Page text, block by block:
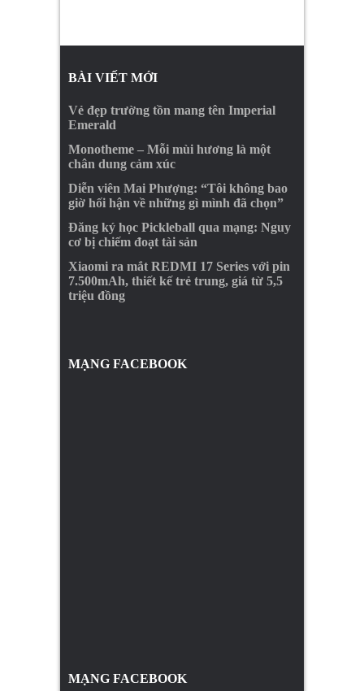
BÀI VIẾT MỚI
Vẻ đẹp trường tồn mang tên Imperial
Emerald
Monotheme – Mỗi mùi hương là một
chân dung cảm xúc
Diễn viên Mai Phượng: “Tôi không bao
giờ hối hận về những gì mình đã chọn”
Đăng ký học Pickleball qua mạng: Nguy
cơ bị chiếm đoạt tài sản
Xiaomi ra mắt REDMI 17 Series với pin
7.500mAh, thiết kế trẻ trung, giá từ 5,5
triệu đồng
MẠNG FACEBOOK
MẠNG FACEBOOK